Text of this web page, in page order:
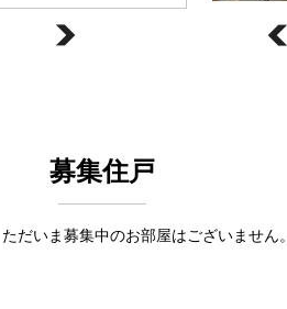
募集住戸
だいま募集中のお部屋はございません。